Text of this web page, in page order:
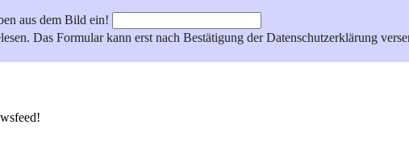
aus dem Bild ein!
Das Formular kann erst nach Bestätigung der Datenschutzerklärung